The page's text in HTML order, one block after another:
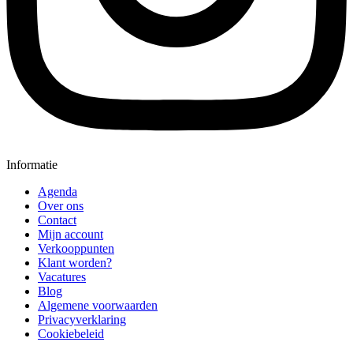
Informatie
Agenda
Over ons
Contact
Mijn account
Verkooppunten
Klant worden?
Vacatures
Blog
Algemene voorwaarden
Privacyverklaring
Cookiebeleid